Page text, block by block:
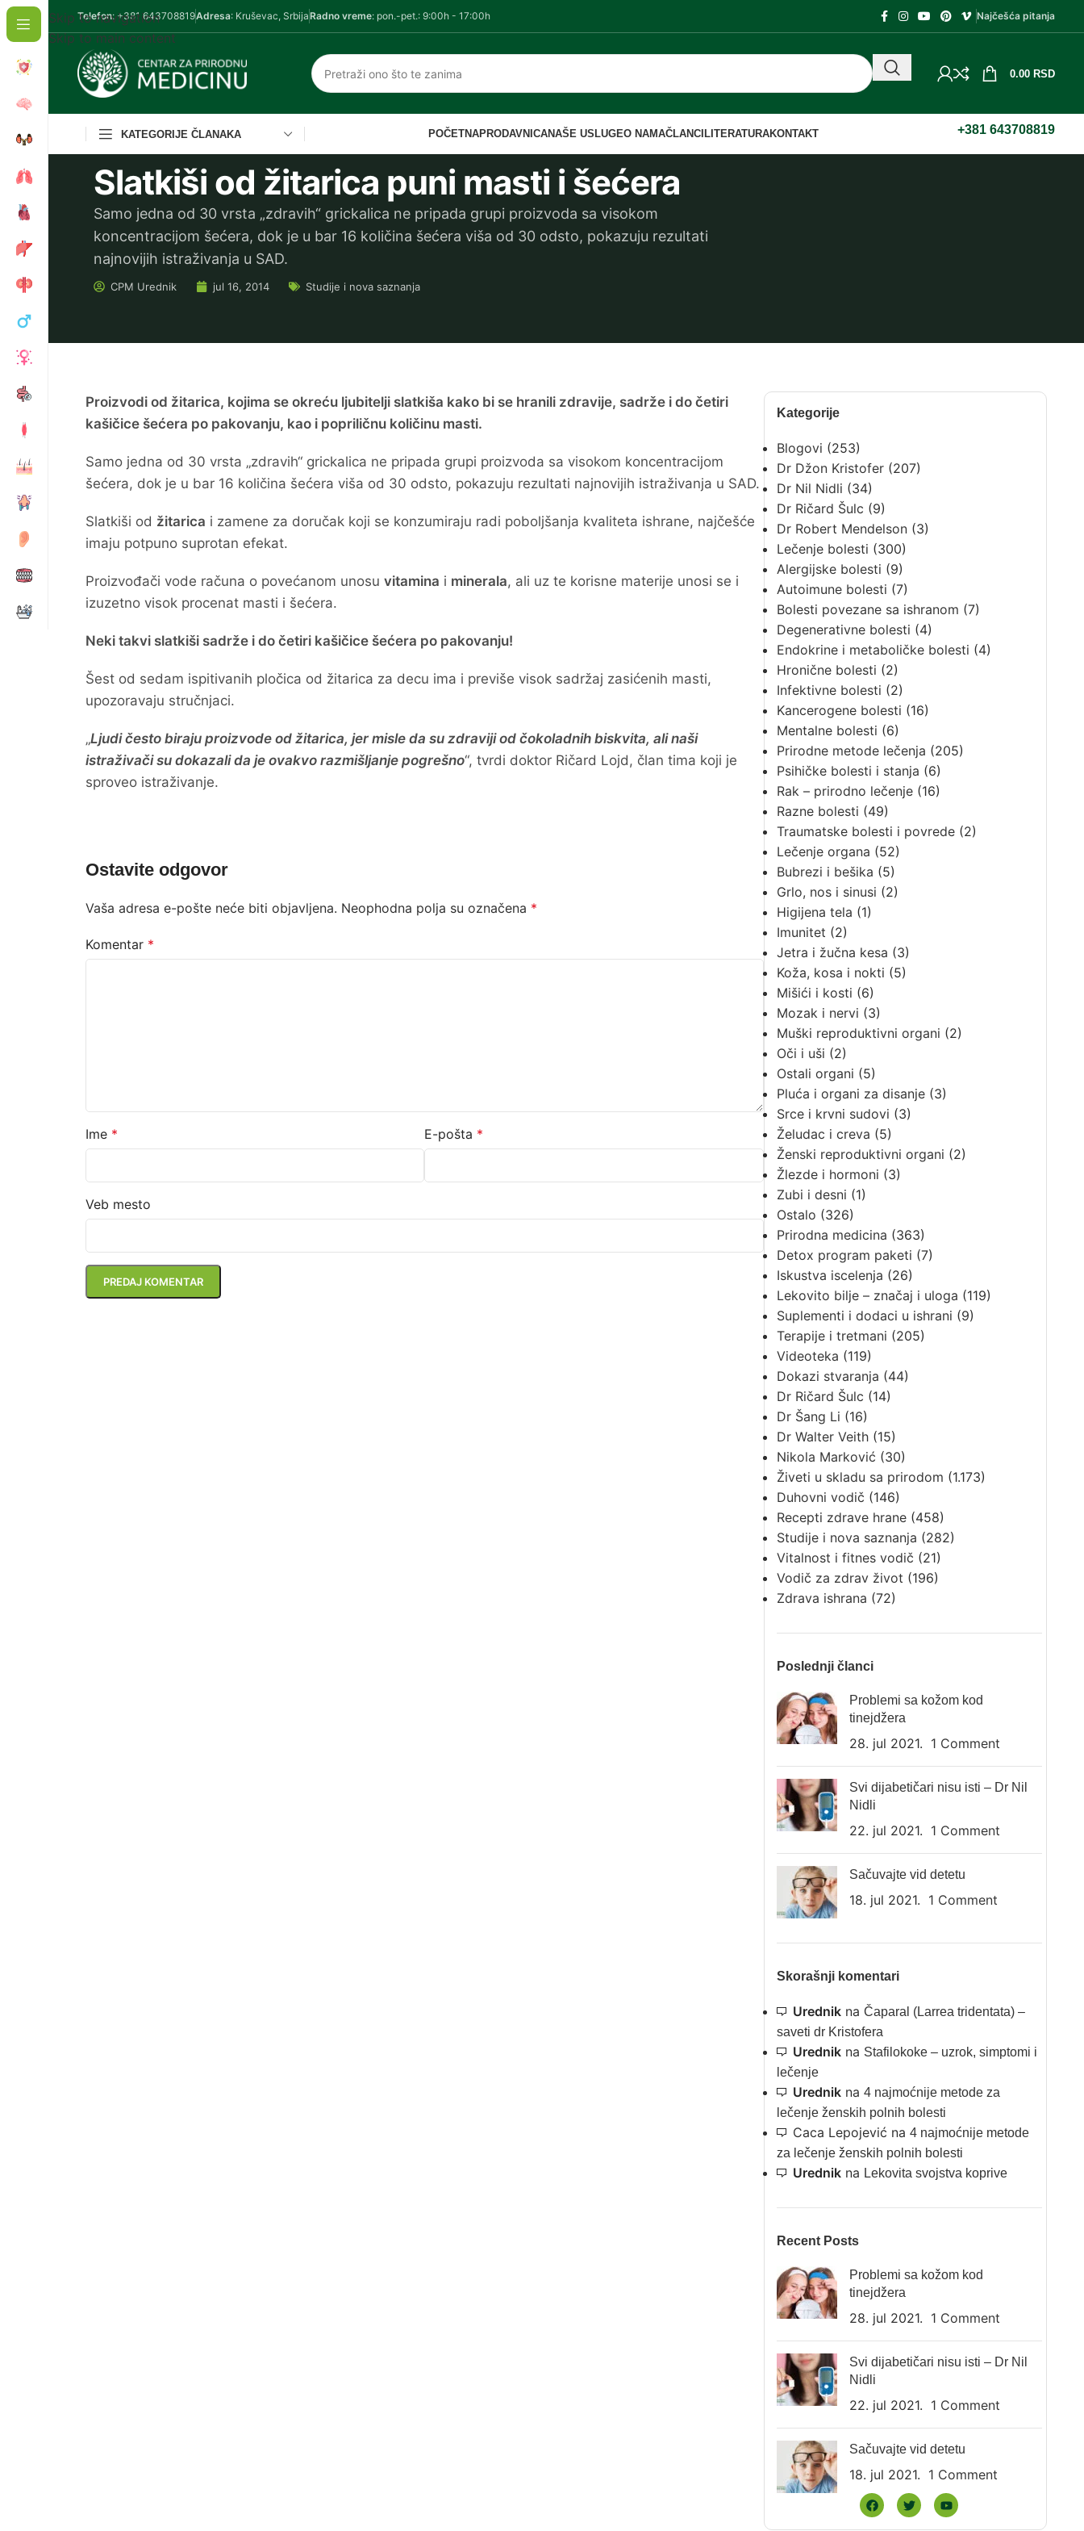
Skip to navigation
Skip to main content
Telefon: +381 643708819Adresa: Kruševac, SrbijaRadno vreme: pon.-pet.: 9:00h - 17:00h Najčešća pitanja
0.00 RSD
KATEGORIJE ČLANAKA POČETNAPRODAVNICANAŠE USLUGEO NAMAČLANCI LITERATURAKONTAKT +381 643708819
Slatkiši od žitarica puni masti i šećera
Samo jedna od 30 vrsta „zdravih“ grickalica ne pripada grupi proizvoda sa visokom
koncentracijom šećera, dok je u bar 16 količina šećera viša od 30 odsto, pokazuju rezultati
najnovijih istraživanja u SAD.
CPM Urednik jul 16, 2014 Studije i nova saznanja
Kategorije
Blogovi (253)
Dr Džon Kristofer(207)
Dr Nil Nidli (34)
Dr Ričard Šulc (9)
Dr Robert Mendelson(3)
Lečenje bolesti (300)
Alergijske bolesti (9)
Autoimune bolesti (7)
Bolesti povezane sa ishranom (7)
Degenerativne bolesti (4)
Endokrine i metaboličke bolesti (4)
Hronične bolesti (2)
Infektivne bolesti (2)
Kancerogene bolesti (16)
Mentalne bolesti (6)
Prirodne metode lečenja (205)
Psihičke bolesti i stanja (6)
Rak – prirodno lečenje(16)
Razne bolesti (49)
Traumatske bolesti i povrede(2)
Lečenje organa (52)
Bubrezi i bešika (5)
Grlo, nos i sinusi (2)
Higijena tela (1)
Imunitet (2)
Jetra i žučna kesa (3)
Koža, kosa i nokti (5)
Mišići i kosti (6)
Mozak i nervi (3)
Muški reproduktivni organi (2)
Oči i uši (2)
Ostali organi (5)
Pluća i organi za disanje(3)
Srce i krvni sudovi (3)
Želudac i creva (5)
Ženski reproduktivni organi (2)
Žlezde i hormoni (3)
Zubi i desni (1)
Ostalo (326)
Prirodna medicina (363)
Detox program paketi (7)
Iskustva iscelenja (26)
Lekovito bilje – značaj i uloga (119)
Suplementi i dodaci u ishrani (9)
Terapije i tretmani (205)
Videoteka (119)
Dokazi stvaranja (44)
Dr Ričard Šulc (14)
Dr Šang Li (16)
Dr Walter Veith(15)
Nikola Marković (30)
Živeti u skladu sa prirodom (1.173)
Duhovni vodič (146)
Recepti zdrave hrane(458)
Studije i nova saznanja (282)
Vitalnost i fitnes vodič (21)
Vodič za zdrav život (196)
Zdrava ishrana (72)
Poslednji članci
Problemi sa kožom kod
tinejdžera
28. jul 2021. 1 Comment
Svi dijabetičari nisu isti – Dr Nil
Nidli
22. jul 2021. 1 Comment
Sačuvajte vid detetu
18. jul 2021. 1 Comment
Skorašnji komentari
Urednikna Čaparal (Larrea tridentata) –
saveti dr Kristofera
Urednikna Stafilokoke – uzrok, simptomi i
lečenje
Urednikna 4 najmoćnije metode za
lečenje ženskih polnih bolesti
Caca Lepojević na 4 najmoćnije metode
za lečenje ženskih polnih bolesti
Urednikna Lekovita svojstva koprive
Recent Posts
Problemi sa kožom kod
tinejdžera
28. jul 2021. 1 Comment
Svi dijabetičari nisu isti – Dr Nil
Nidli
22. jul 2021. 1 Comment
Sačuvajte vid detetu
18. jul 2021. 1 Comment
Proizvodi od žitarica, kojima se okreću ljubitelji slatkiša kako bi se hranili zdravije, sadrže i do četiri
kašičice šećera po pakovanju, kao i popriličnu količinu masti.
Samo jedna od 30 vrsta „zdravih“ grickalica ne pripada grupi proizvoda sa visokom koncentracijom
šećera, dok je u bar 16 količina šećera viša od 30 odsto, pokazuju rezultati najnovijih istraživanja u SAD.
Slatkiši od žitarica i zamene za doručak koji se konzumiraju radi poboljšanja kvaliteta ishrane, najčešće
imaju potpuno suprotan efekat.
Proizvođači vode računa o povećanom unosu vitamina i minerala, ali uz te korisne materije unosi se i
izuzetno visok procenat masti i šećera.
Neki takvi slatkiši sadrže i do četiri kašičice šećera po pakovanju!
Šest od sedam ispitivanih pločica od žitarica za decu ima i previše visok sadržaj zasićenih masti,
upozoravaju stručnjaci.
„Ljudi često biraju proizvode od žitarica, jer misle da su zdraviji od čokoladnih biskvita, ali naši
istraživači su dokazali da je ovakvo razmišljanje pogrešno“, tvrdi doktor Ričard Lojd, član tima koji je
sproveo istraživanje.
Ostavite odgovor
Vaša adresa e-pošte neće biti objavljena. Neophodna polja su označena *
Komentar *
Ime * E-pošta *
Veb mesto